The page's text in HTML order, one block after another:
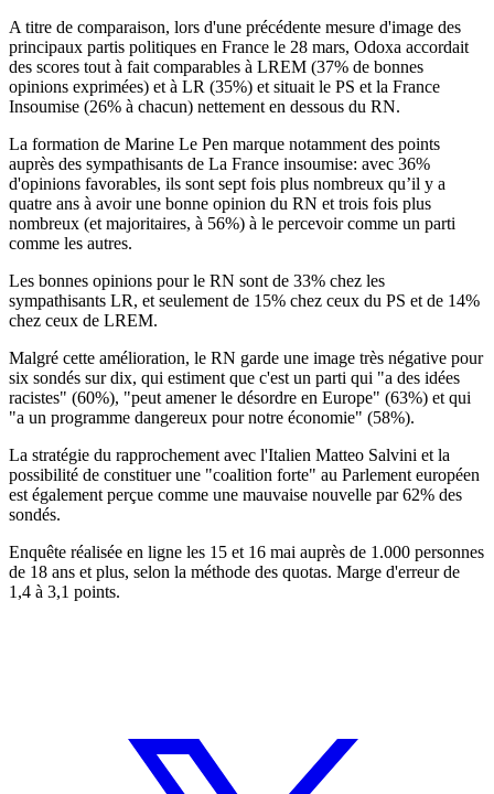
A titre de comparaison, lors d'une précédente mesure d'image des
principaux partis politiques en France le 28 mars, Odoxa accordait
des scores tout à fait comparables à LREM (37% de bonnes
opinions exprimées) et à LR (35%) et situait le PS et la France
Insoumise (26% à chacun) nettement en dessous du RN.
La formation de Marine Le Pen marque notamment des points
auprès des sympathisants de La France insoumise: avec 36%
d'opinions favorables, ils sont sept fois plus nombreux qu’il y a
quatre ans à avoir une bonne opinion du RN et trois fois plus
nombreux (et majoritaires, à 56%) à le percevoir comme un parti
comme les autres.
Les bonnes opinions pour le RN sont de 33% chez les
sympathisants LR, et seulement de 15% chez ceux du PS et de 14%
chez ceux de LREM.
Malgré cette amélioration, le RN garde une image très négative pour
six sondés sur dix, qui estiment que c'est un parti qui "a des idées
racistes" (60%), "peut amener le désordre en Europe" (63%) et qui
"a un programme dangereux pour notre économie" (58%).
La stratégie du rapprochement avec l'Italien Matteo Salvini et la
possibilité de constituer une "coalition forte" au Parlement européen
est également perçue comme une mauvaise nouvelle par 62% des
sondés.
Enquête réalisée en ligne les 15 et 16 mai auprès de 1.000 personnes
de 18 ans et plus, selon la méthode des quotas. Marge d'erreur de
1,4 à 3,1 points.